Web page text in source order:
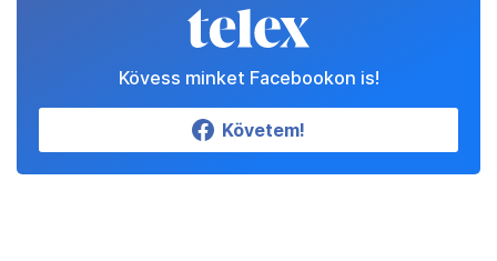
Kövess minket Facebookon is!
Követem!